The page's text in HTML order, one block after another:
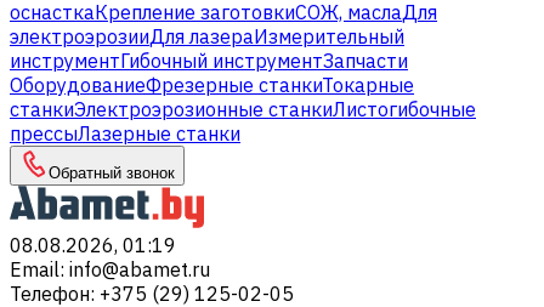
оснасткаКрепление заготовкиСОЖ, маслаДля
электроэрозииДля лазераИзмерительный
инструментГибочный инструментЗапчасти
ОборудованиеФрезерные станкиТокарные
станкиЭлектроэрозионные станкиЛистогибочные
прессыЛазерные станки
Обратный звонок
08.08.2026, 01:19
Email: info@abamet.ru
Телефон: +375 (29) 125-02-05